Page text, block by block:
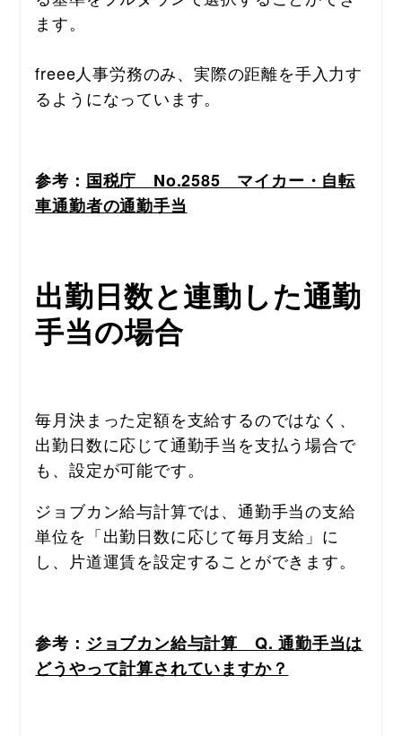
ます。
freee人事労務のみ、実際の距離を手入力す
るようになっています。
参考： 国税庁　No.2585　マイカー・自転
車通勤者の通勤手当
出勤日数と連動した通勤
手当の場合
毎月決まった定額を支給するのではなく、
出勤日数に応じて通勤手当を支払う場合で
も、設定が可能です。
ジョブカン給与計算では、通勤手当の支給
単位を「出勤日数に応じて毎月支給」に
し、片道運賃を設定することができます。
参考： ジョブカン給与計算　Q. 通勤手当は
どうやって計算されていますか？